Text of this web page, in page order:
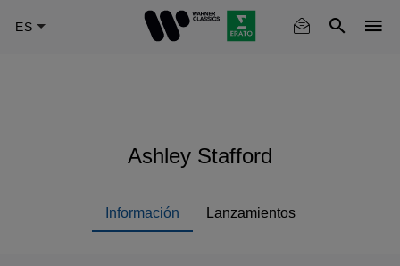
Ashley Stafford
Información Lanzamientos